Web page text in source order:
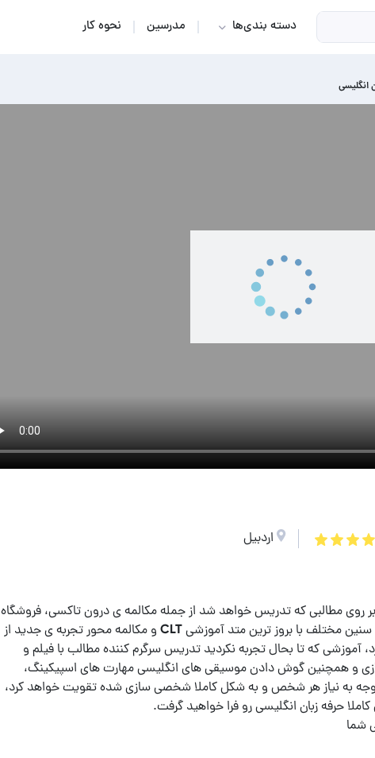
دسته بندی‌ها مدرسین نحوه کار
انگلیسی
اردبیل
روی مطالبی که تدریس خواهد شد از جمله مکالمه ی درون تاکسی، فروشگاه
و.... یا آموزش زبان انگلیسی از صفر برای سنین مختلف با بروز ترین متد آموزشی CLT و مکالمه محور تجربه ی جدید از
آموزشی که تا بحال تجربه نکردید تدریس سرگرم کننده مطالب با فیلم و
و همچنین گوش دادن موسیقی های انگلیسی مهارت های اسپیکینگ،
توجه به نیاز هر شخص و به شکل کاملا شخصی سازی شده تقویت خواهد کرد،
شما